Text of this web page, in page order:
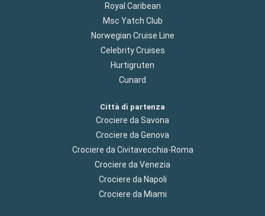
Royal Caribean
Msc Yatch Club
Norwegian Cruise Line
Celebrity Cruises
Hurtigruten
Cunard
Città di partenza
Crociere da Savona
Crociere da Genova
Crociere da Civitavecchia-Roma
Crociere da Venezia
Crociere da Napoli
Crociere da Miami